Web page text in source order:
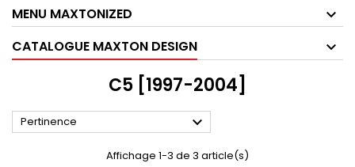
MENU MAXTONIZED
CATALOGUE MAXTON DESIGN
C5 [1997-2004]
Pertinence 
Affichage 1-3 de 3 article(s)